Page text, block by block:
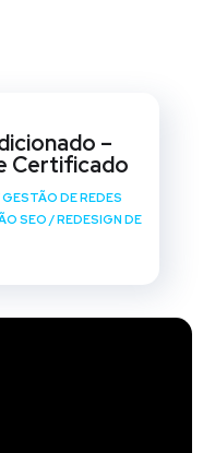
–
Certificado
GESTÃO DE REDES
SEO /REDESIGN DE